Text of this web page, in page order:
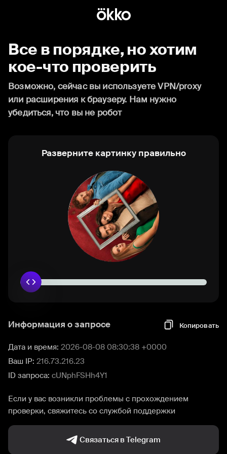
Все в порядке, но хотим
кое-что проверить
Возможно, сейчас вы используете VPN/proxy
или расширения к браузеру. Нам нужно
убедиться, что вы не робот
Разверните картинку правильно
Информация о запросе Копировать
Дата и время: 2026-08-08 08:30:38 +0000
Ваш IP: 216.73.216.23
ID запроса: cUNphFSHh4Y1
Если у вас возникли проблемы с прохождением
проверки, свяжитесь со службой поддержки
Связаться в Telegram